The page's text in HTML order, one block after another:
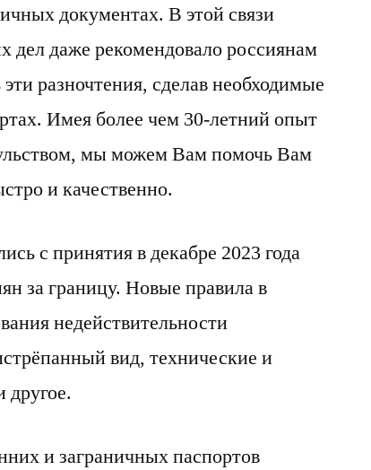
документах. В этой связи
дел даже рекомендовало россиянам
разночтения, сделав необходимые
Имея более чем 30-летний опыт
мы можем Вам помочь Вам
и качественно.
с принятия в декабре 2023 года
за границу. Новые правила в
недействительности
вид, технические и
и заграничных паспортов